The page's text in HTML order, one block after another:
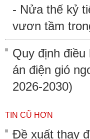
- Nửa thế kỷ
vươn tầm
Quy định
án điện gió
2026-2030)
TIN CŨ HƠN
Đề xuất thay